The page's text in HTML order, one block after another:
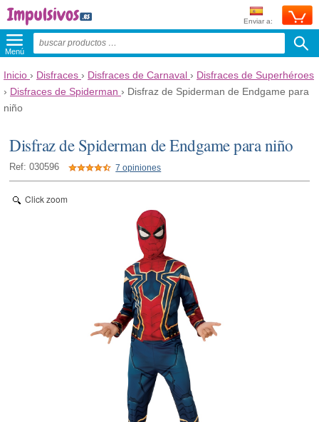
Enviar a:
Menú
Inicio › Disfraces › Disfraces de Carnaval › Disfraces de Superhéroes
› Disfraces de Spiderman › Disfraz de Spiderman de Endgame para
niño
Disfraz de Spiderman de Endgame para niño
Ref: 030596 7 opiniones
Click zoom